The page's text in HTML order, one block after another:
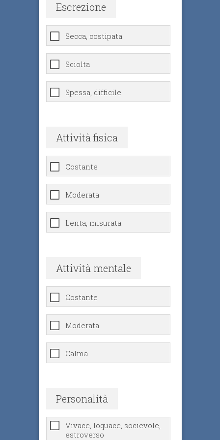
Escrezione
Secca, costipata
Sciolta
Spessa, difficile
Attività fisica
Costante
Moderata
Lenta, misurata
Attività mentale
Costante
Moderata
Calma
Personalità
Vivace, loquace, socievole,
estroverso